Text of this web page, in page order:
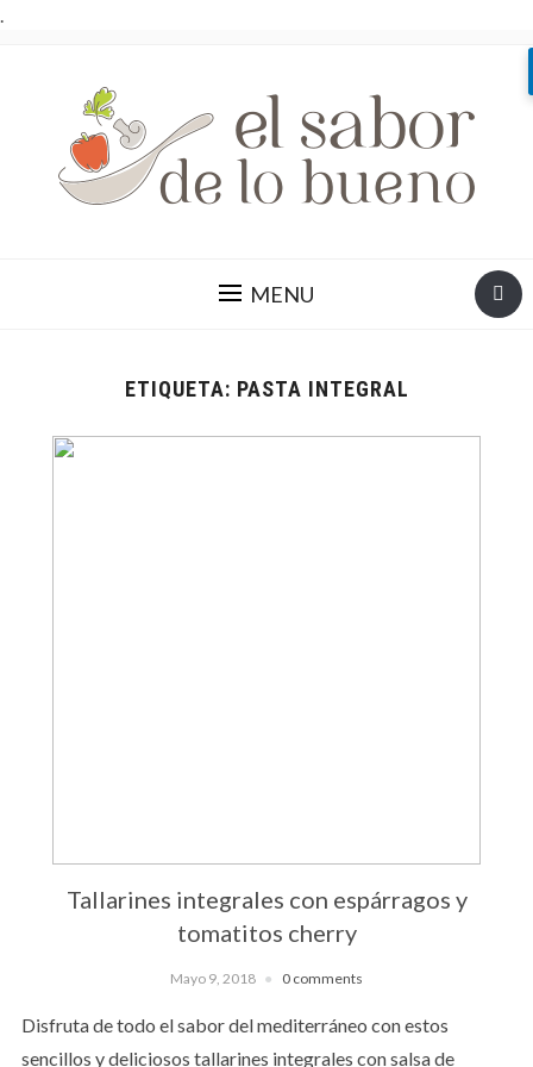
.
MENU
ETIQUETA: PASTA INTEGRAL
Tallarines integrales con espárragos y
tomatitos cherry
Mayo 9, 2018 0 comments
Disfruta de todo el sabor del mediterráneo con estos
sencillos y deliciosos tallarines integrales con salsa de